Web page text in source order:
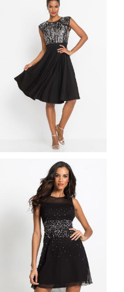
ROZKLOSZOWANA
SUKIENKA Z
CEKINAMI W GÓRNEJ
CZĘŚCI CZARNA